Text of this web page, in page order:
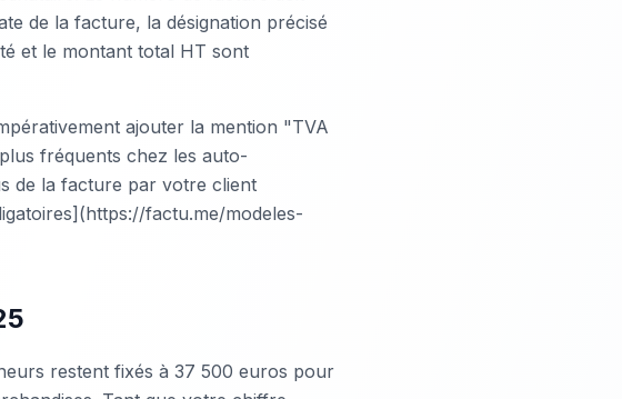
de la facture, la désignation précisé
et le montant total HT sont
ajouter la mention "TVA
fréquents chez les auto-
de la facture par votre client
factu.me/modeles-
restent fixés à 37 500 euros pour